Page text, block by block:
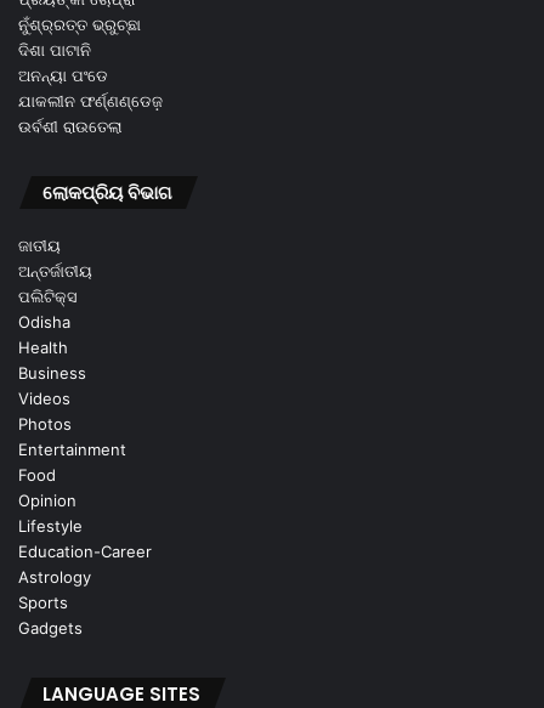
ନୁଁଶ୍ର୍ରତ୍ତ ଭ୍ରୁଚ୍ଛା
ଦିଶା ପାଟାନି
ଅନନ୍ୟା ପଂଡେ
ଯାକଲୀନ ଫର୍ଣ୍ଣଣ୍ଡେଜ଼
ଉର୍ବଶୀ ରାଉତେଲା
ଲୋକପ୍ରିୟ ବିଭାଗ
ଜାତୀୟ
ଅନ୍ତର୍ଜାତୀୟ
ପଲିଟିକ୍ସ
Odisha
Health
Business
Videos
Photos
Entertainment
Food
Opinion
Lifestyle
Education-Career
Astrology
Sports
Gadgets
LANGUAGE SITES